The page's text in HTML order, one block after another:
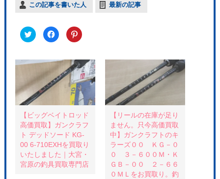
この記事を書いた人 最新の記事
ク
リ
て
i
t
t
e
r
共
有
(
新
し
い
ウ
ィ
ン
ド
F
a
o
o
k
で
共
る
は
ク
リ
ッ
し
て
く
だ
さ
ク
リ
て
P
n
t
e
r
e
t
で
共
有
(
新
し
い
ウ
ィ
【ビッグベイトロッド
高価買取】ガンクラフ
ト デッドソード KG-
00 6-710EXHを買取り
いたしました｜大宮・
宮原の釣具買取専門店
【リールの在庫が足り
ません。只今高価買取
中】ガンクラフトのキ
ラーズ００ ＫＧ－０
０ ３－６００Ｍ・Ｋ
ＧＢ－００ ２－６６
０ＭＬをお買取り。釣